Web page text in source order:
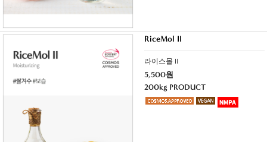
RiceMol II
라이스몰 II
5,500원
200kg PRODUCT